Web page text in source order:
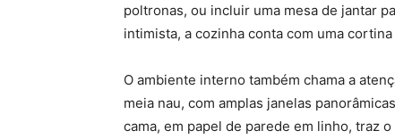
poltronas, ou incluir uma mesa de jantar
intimista, a cozinha conta com uma
O ambiente interno também chama a
meia nau, com amplas janelas
cama, em papel de parede em linho, traz